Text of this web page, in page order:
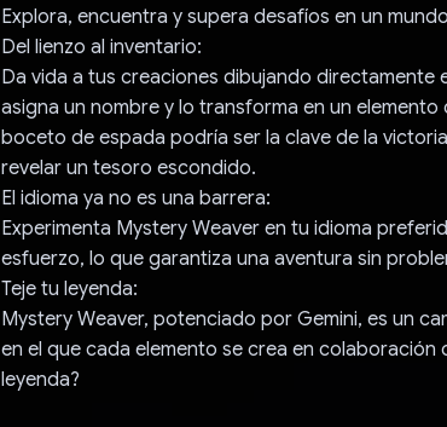
Explora, encuentra y supera desafíos en un
Del lienzo al inventario:
Da vida a tus creaciones dibujando directamente
asigna un nombre y lo transforma en un
boceto de espada podría ser la clave de la
revelar un tesoro escondido.
El idioma ya no es una barrera:
Experimenta Mystery Weaver en tu idioma
esfuerzo, lo que garantiza una aventura sin
Teje tu leyenda:
Mystery Weaver, potenciado por Gemini, es un
en el que cada elemento se crea en
leyenda?